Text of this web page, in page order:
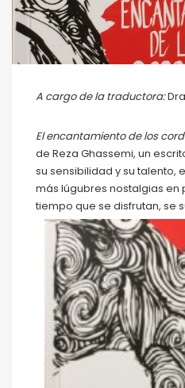
A cargo de la traductora:
El encantamiento de los
de Reza Ghassemi, un
su sensibilidad y su talento,
más lúgubres nostalgias en
tiempo que se disfrutan, se